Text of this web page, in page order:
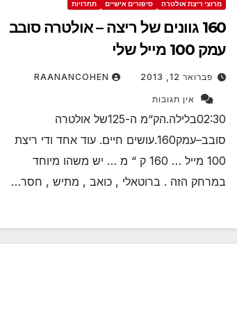
מרוצי ריצת אולטרה סיפורים אישיים תחרויות
160 גוונים של ריצה – אולטרה סובב
עמק 100 מייל שלי
פברואר 12, 2013 RAANANCOHEN
אין תגובות
02:30בלילה.הק“מ ה-125של אולטרה
סובב–עמק160.עושים חיים. עוד אחד ודי ריצת
100 מייל … 160 ק “ מ … יש משהו מיוחד
במרחק הזה . ברוטאלי , כואב , מתיש , חסר…